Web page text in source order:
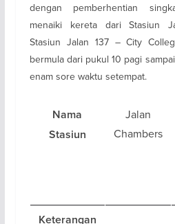
dengan pemberhentian
menaiki kereta dari Stasiun
Stasiun Jalan 137 – City
bermula dari pukul 10 pagi
enam sore waktu setempat.
Nama
Stasiun
Jalan
Chambers
Keterangan